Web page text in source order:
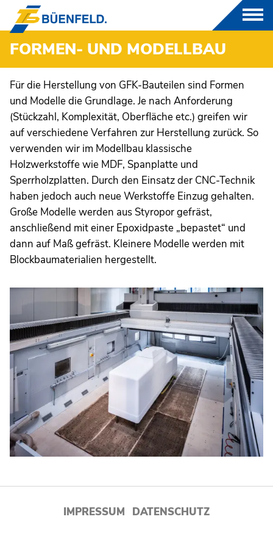
PRODUKTE
GFK
THERMOPLASTE
CNC-DREH UND FRÄSTEILE
FORMEN- UND MODELLBAU
LUFTTECHNIK
BRANCHEN
UNTERNEHMEN
DOWNLOADS
KARRIERE
KONTAKT
FORMEN- UND MODELLBAU
Für die Herstellung von GFK-Bauteilen sind Formen
und Modelle die Grundlage. Je nach Anforderung
(Stückzahl, Komplexität, Oberfläche etc.) greifen wir
auf verschiedene Verfahren zur Herstellung zurück. So
verwenden wir im Modellbau klassische
Holzwerkstoffe wie MDF, Spanplatte und
Sperrholzplatten. Durch den Einsatz der CNC-Technik
haben jedoch auch neue Werkstoffe Einzug gehalten.
Große Modelle werden aus Styropor gefräst,
anschließend mit einer Epoxidpaste „bepastet“ und
dann auf Maß gefräst. Kleinere Modelle werden mit
Blockbaumaterialien hergestellt.
IMPRESSUM DATENSCHUTZ